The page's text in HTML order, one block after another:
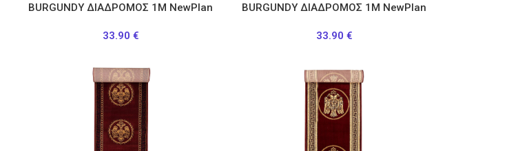
BURGUNDY ΔΙΑΔΡΟΜΟΣ 1Μ NewPlan
33.90 €
BURGUNDY ΔΙΑΔΡΟΜΟΣ 1Μ NewPlan
33.90 €